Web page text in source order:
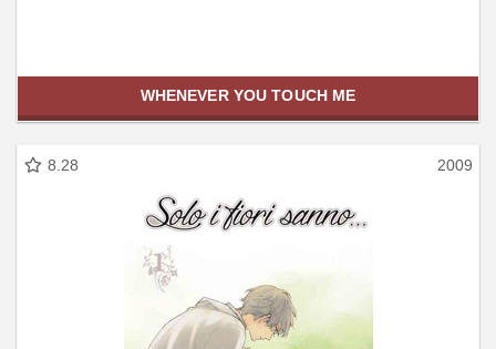
WHENEVER YOU TOUCH ME
8.28 2009